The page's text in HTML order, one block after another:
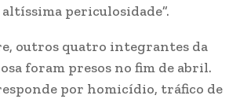
periculosidade”.
outros quatro integrantes da
foram presos no fim de abril.
por homicídio, tráfico de